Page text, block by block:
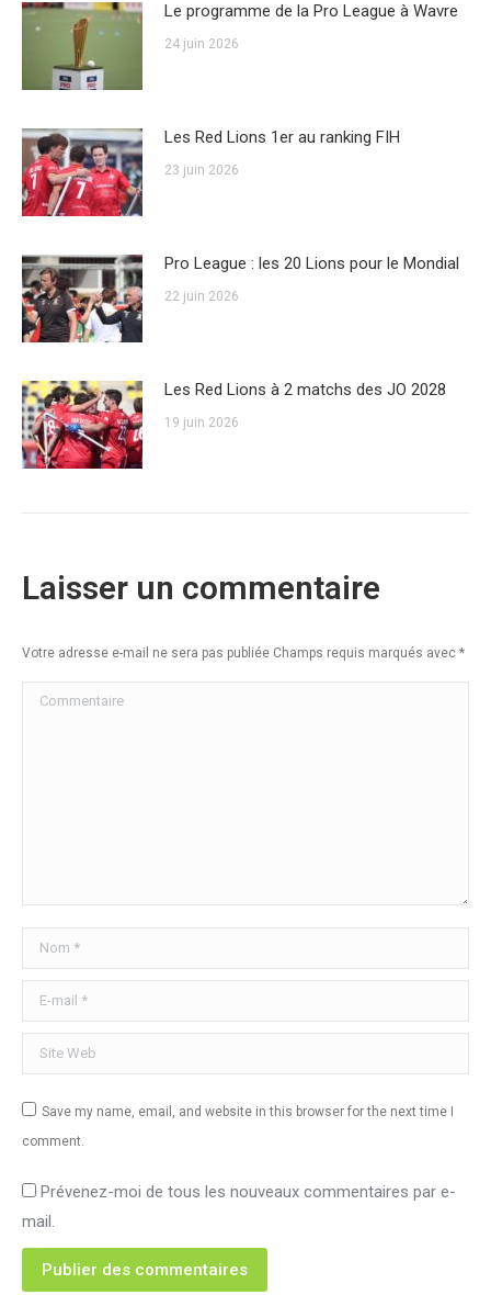
Le programme de la Pro League à Wavre
24 juin 2026
Les Red Lions 1er au ranking FIH
23 juin 2026
Pro League : les 20 Lions pour le Mondial
22 juin 2026
Les Red Lions à 2 matchs des JO 2028
19 juin 2026
Laisser un commentaire
Votre adresse e-mail ne sera pas publiée Champs requis marqués avec *
Commentaire
Nom *
E-mail *
Site Web
Save my name, email, and website in this browser for the next time I
comment.
Prévenez-moi de tous les nouveaux commentaires par e-
mail.
Publier des commentaires